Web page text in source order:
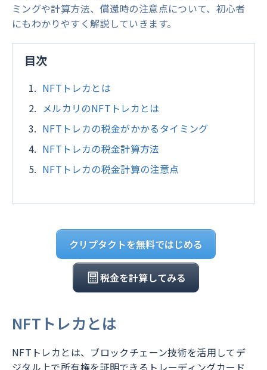
ミングや計算方法、償還時の注意点について、初心者
にもわかりやすく解説していきます。
目次
NFTトレカとは
メルカリのNFTトレカとは
NFTトレカの税金がかかるタイミング
NFTトレカの税金計算方法
NFTトレカの税金計算の注意点
クリプタクトを無料ではじめる
税金を計算してみる
NFTトレカとは
NFTトレカとは、ブロックチェーン技術を活用してデ
ジタル上で所有権を証明できるトレーディングカード